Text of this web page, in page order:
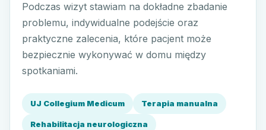
Podczas wizyt stawiam na dokładne zbadanie
problemu, indywidualne podejście oraz
praktyczne zalecenia, które pacjent może
bezpiecznie wykonywać w domu między
spotkaniami.
UJ Collegium Medicum Terapia manualna
Rehabilitacja neurologiczna